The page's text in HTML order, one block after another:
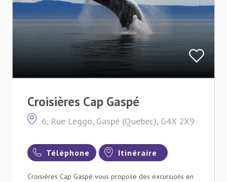
Croisières Cap Gaspé
6, Rue Leggo, Gaspé (Quebec), G4X 2X9
Téléphone Itinéraire
Croisières Cap Gaspé vous propose des excursions en